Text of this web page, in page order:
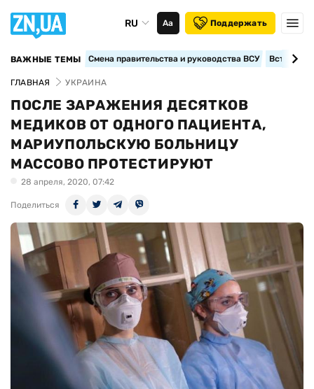
RU Аа Поддержать
ВАЖНЫЕ ТЕМЫ Смена правительства и руководства ВСУ
ГЛАВНАЯ УКРАИНА
ПОСЛЕ ЗАРАЖЕНИЯ ДЕСЯТКОВ
МЕДИКОВ ОТ ОДНОГО ПАЦИЕНТА,
МАРИУПОЛЬСКУЮ БОЛЬНИЦУ
МАССОВО ПРОТЕСТИРУЮТ
28 апреля, 2020, 07:42
Поделиться